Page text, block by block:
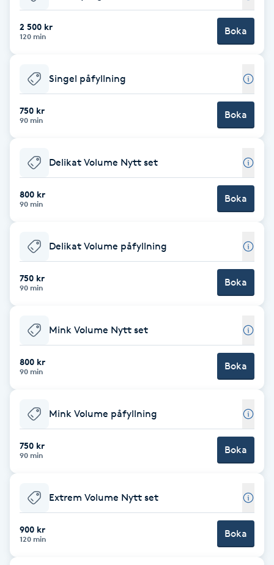
Babylights
Balayage
Barber
Barnklippning
BIAB
Blowout
Bottenfärg
Brynfärgning
Brynplockning
Celluliter
Color correction
Cryoterapi
2 500 kr
120 min Boka
Singel påfyllning
750 kr
90 min Boka
Delikat Volume Nytt set
800 kr
90 min Boka
Delikat Volume påfyllning
750 kr
90 min Boka
Mink Volume Nytt set
800 kr
90 min Boka
Mink Volume påfyllning
750 kr
90 min Boka
Extrem Volume Nytt set
900 kr
120 min Boka